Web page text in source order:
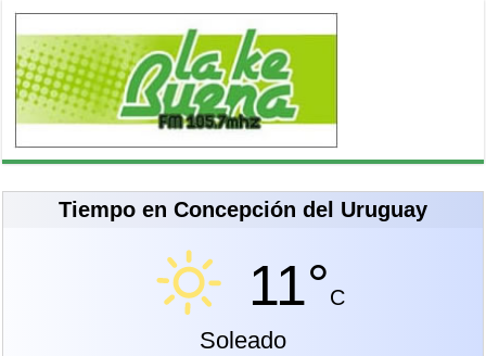
Tiempo en Concepción del Uruguay
11°C
Soleado